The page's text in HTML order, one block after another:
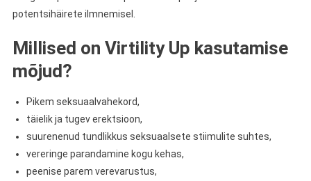
potentsihäirete ilmnemisel.
Millised on Virtility Up kasutamise
mõjud?
Pikem seksuaalvahekord,
täielik ja tugev erektsioon,
suurenenud tundlikkus seksuaalsete stiimulite suhtes,
vereringe parandamine kogu kehas,
peenise parem verevarustus,